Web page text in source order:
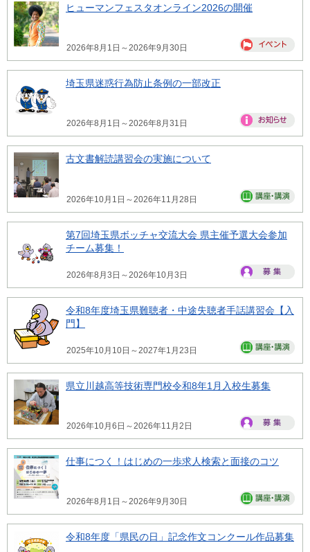
ヒューマンフェスタオンライン2026の開催
2026年8月1日～2026年9月30日
埼玉県迷惑行為防止条例の一部改正
2026年8月1日～2026年8月31日
古文書解読講習会の実施について
2026年10月1日～2026年11月28日
第7回埼玉県ボッチャ交流大会 県主催予選大会参加
チーム募集！
2026年8月3日～2026年10月3日
令和8年度埼玉県難聴者・中途失聴者手話講習会【入
門】
2025年10月10日～2027年1月23日
県立川越高等技術専門校令和8年1月入校生募集
2026年10月6日～2026年11月2日
仕事につく！はじめの一歩求人検索と面接のコツ
2026年8月1日～2026年9月30日
令和8年度「県民の日」記念作文コンクール作品募集